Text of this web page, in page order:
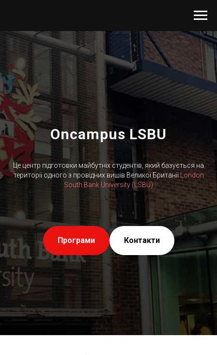
Oncampus LSBU
Це центр підготовки майбутніх студентів, який базується на
території одного з провідних вишів Великої Британії London
South Bank University (LSBU)
Програми Контакти